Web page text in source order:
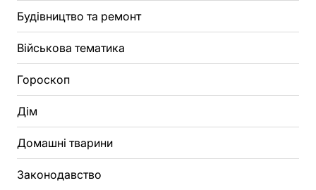
Будівництво та ремонт
Військова тематика
Гороскоп
Дім
Домашні тварини
Законодавство